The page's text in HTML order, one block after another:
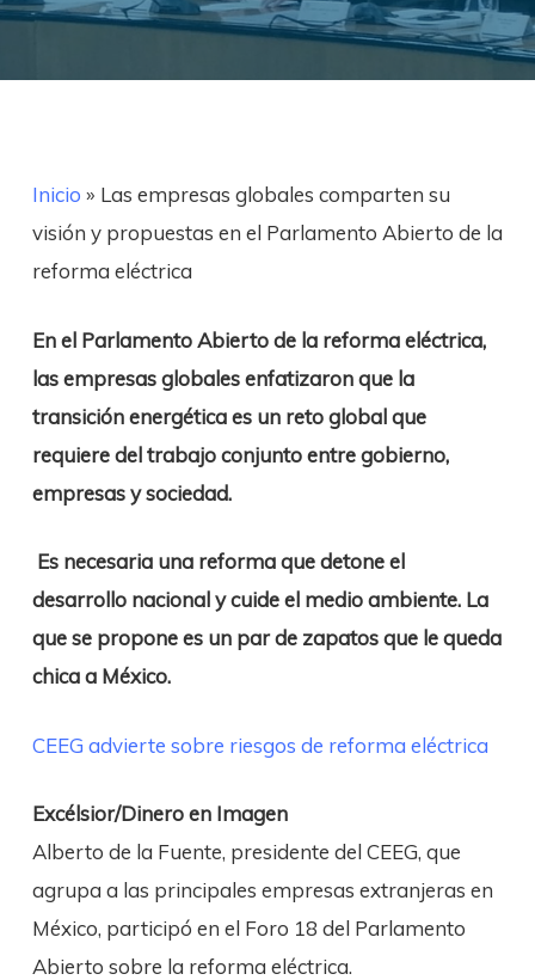
Inicio » Las empresas globales comparten su
visión y propuestas en el Parlamento Abierto de la
reforma eléctrica
En el Parlamento Abierto de la reforma eléctrica,
las empresas globales enfatizaron que la
transición energética es un reto global que
requiere del trabajo conjunto entre gobierno,
empresas y sociedad.
Es necesaria una reforma que detone el
desarrollo nacional y cuide el medio ambiente. La
que se propone es un par de zapatos que le queda
chica a México.
CEEG advierte sobre riesgos de reforma eléctrica
Excélsior/Dinero en Imagen
Alberto de la Fuente, presidente del CEEG, que
agrupa a las principales empresas extranjeras en
México, participó en el Foro 18 del Parlamento
Abierto sobre la reforma eléctrica.